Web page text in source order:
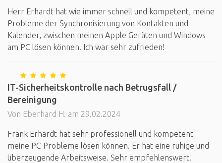
Herr Erhardt hat wie immer schnell und kompetent, meine
Probleme der Synchronisierung von Kontakten und
Kalender, zwischen meinen Apple Geräten und Windows
am PC lösen können. Ich war sehr zufrieden!
IT-Sicherheitskontrolle nach Betrugsfall /
Bereinigung
Von Eberhard H. am 29.02.2024
Frank Erhardt hat sehr professionell und kompetent
meine PC Probleme lösen können. Er hat eine ruhige und
überzeugende Arbeitsweise. Sehr empfehlenswert!